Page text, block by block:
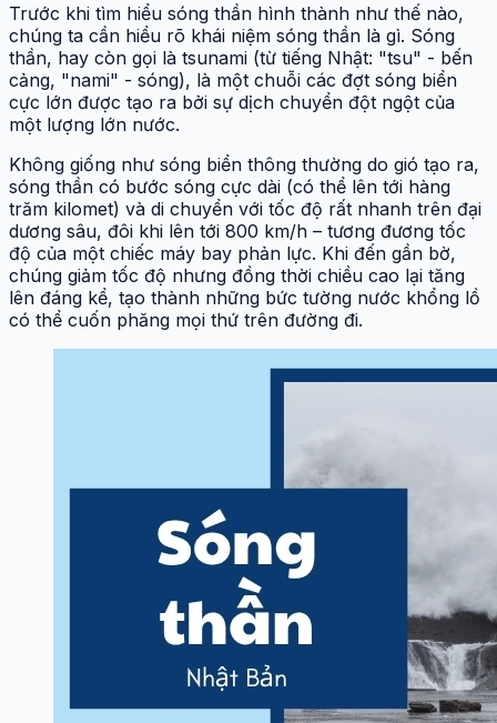
Trước khi tìm hiểu sóng thần hình thành như thế nào,
chúng ta cần hiểu rõ khái niệm sóng thần là gì. Sóng
thần, hay còn gọi là tsunami (từ tiếng Nhật: "tsu" - bến
cảng, "nami" - sóng), là một chuỗi các đợt sóng biển
cực lớn được tạo ra bởi sự dịch chuyển đột ngột của
một lượng lớn nước.
Không giống như sóng biển thông thường do gió tạo ra,
sóng thần có bước sóng cực dài (có thể lên tới hàng
trăm kilomet) và di chuyển với tốc độ rất nhanh trên đại
dương sâu, đôi khi lên tới 800 km/h – tương đương tốc
độ của một chiếc máy bay phản lực. Khi đến gần bờ,
chúng giảm tốc độ nhưng đồng thời chiều cao lại tăng
lên đáng kể, tạo thành những bức tường nước khổng lồ
có thể cuốn phăng mọi thứ trên đường đi.